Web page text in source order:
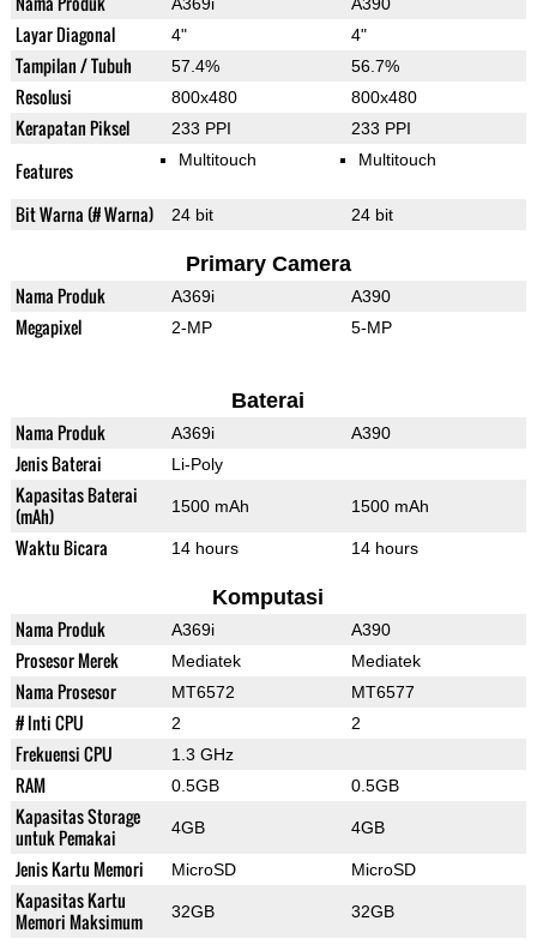
Layar Diagonal 4" 4"
Tampilan / Tubuh 57.4% 56.7%
Resolusi 800x480 800x480
Kerapatan Piksel 233 PPI 233 PPI
Features Multitouch Multitouch
Bit Warna (# Warna) 24 bit 24 bit
Primary Camera
Nama Produk A369i A390
Megapixel 2-MP 5-MP
Baterai
Nama Produk A369i A390
Jenis Baterai Li-Poly
Kapasitas Baterai
(mAh)
1500 mAh 1500 mAh
Waktu Bicara 14 hours 14 hours
Komputasi
Nama Produk A369i A390
Prosesor Merek Mediatek Mediatek
Nama Prosesor MT6572 MT6577
# Inti CPU 2 2
Frekuensi CPU 1.3 GHz
RAM 0.5GB 0.5GB
Kapasitas Storage
untuk Pemakai
4GB 4GB
Jenis Kartu Memori MicroSD MicroSD
Kapasitas Kartu
Memori Maksimum
32GB 32GB